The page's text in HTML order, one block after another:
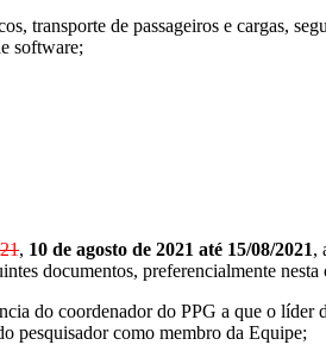
de passageiros e cargas,
software;
, 10 de agosto de 2021 até 15/08/2021,
documentos, preferencialmente nesta
do coordenador do PPG a que o líder
pesquisador como membro da Equipe;